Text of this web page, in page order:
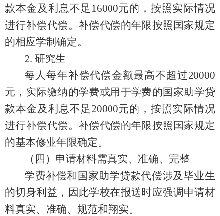
款本金及利息不足16000元的，按照实际情况
进行补偿代偿。补偿代偿的年限按照国家规定
的相应学制确定。
2. 研究生
每人每年补偿代偿金额最高不超过20000
元，实际缴纳的学费或用于学费的国家助学贷
款本金及利息不足20000元的，按照实际情况
进行补偿代偿。补偿代偿的年限按照国家规定
的基本修业年限确定。
（四）申请材料需真实、准确、完整
学费补偿和国家助学贷款代偿涉及毕业生
的切身利益，因此学校在报送时应强调申请材
料真实、准确、规范和翔实。